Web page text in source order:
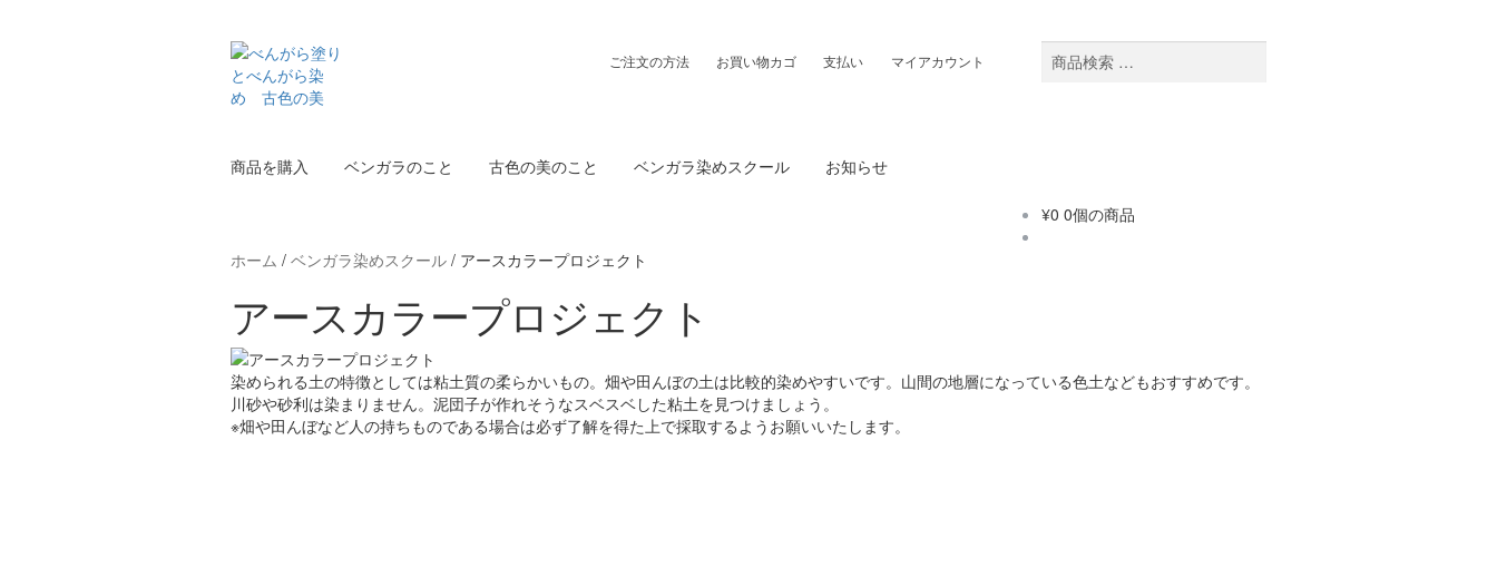
ナ
ビ
ゲ
ョ
キ
ッ
コ
ン
テ
へ
プ
ご注文の方法 お買い物カゴ 支払い マイアカウント
検
索
検
索
商品を購入 ベンガラのこと 古色の美のこと ベンガラ染めスクール お知らせ
¥0 0個の商品
ホーム / ベンガラ染めスクール/ アースカラープロジェクト
アースカラープロジェクト
染められる土の特徴としては粘土質の柔らかいもの。畑や田んぼの土は比較的染めやすいです。山間の地層になっている色土などもおすすめです。
川砂や砂利は染まりません。泥団子が作れそうなスベスベした粘土を見つけましょう。
※畑や田んぼなど人の持ちものである場合は必ず了解を得た上で採取するようお願いいたします。